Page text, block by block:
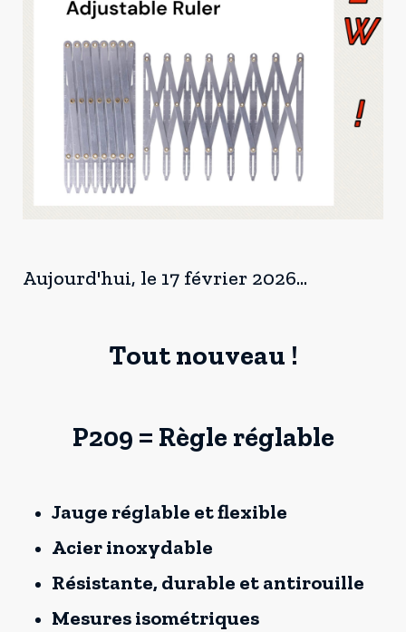
Aujourd'hui, le 17 février 2026...
Tout nouveau !
P209 = Règle réglable
Jauge réglable et flexible
Acier inoxydable
Résistante, durable et antirouille
Mesures isométriques